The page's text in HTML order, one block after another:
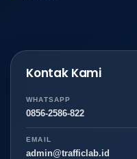
Kontak Kami
WHATSAPP
0856-2586-822
EMAIL
admin@trafficlab.id